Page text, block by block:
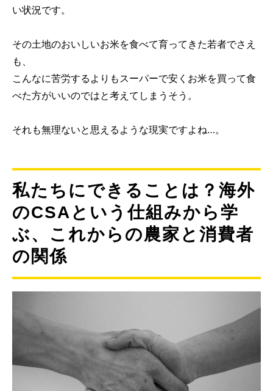
い状況です。
その土地のおいしいお米を食べて育ってきた若者でさえ
も、
こんなに苦労するよりもスーパーで安くお米を買って食
べた方がいいのではと考えてしまうそう。
それも無理ないと思えるような現実ですよね…。
私たちにできることは？海外
のCSAという仕組みから学
ぶ、これからの農家と消費者
の関係